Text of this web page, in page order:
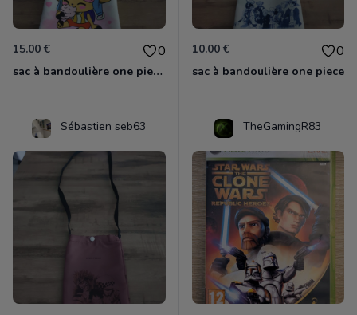
15.00 € 0
sac à bandoulière one piece chopper
10.00 € 0
sac à bandoulière one piece
Sébastien seb63 TheGamingR83